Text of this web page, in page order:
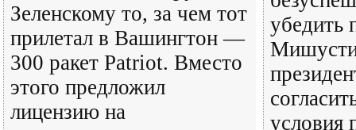
Зеленскому то, за чем тот
прилетал в Вашингтон —
300 ракет Patriot. Вместо
этого предложил
лицензию на
убедить
условия